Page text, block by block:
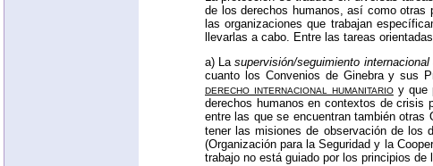
de los derechos humanos, así como otras
las organizaciones que trabajan
llevarlas a cabo. Entre las tareas
a) Lasupervisión/seguimiento
cuanto los Convenios de Ginebra y sus
derecho internacional humanitarioy que
derechos humanos en contextos de crisis
entre las que se encuentran también otras
tener las misiones de observación de los
(Organización para la Seguridad y la
trabajo no está guiado por los principios